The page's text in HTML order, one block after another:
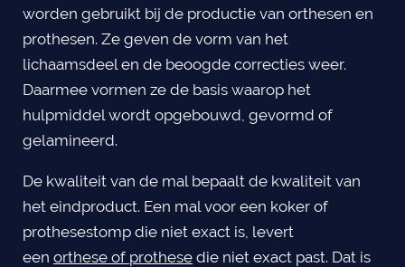
worden gebruikt bij de productie van orthesen en
prothesen. Ze geven de vorm van het
lichaamsdeel en de beoogde correcties weer.
Daarmee vormen ze de basis waarop het
hulpmiddel wordt opgebouwd, gevormd of
gelamineerd.
De kwaliteit van de mal bepaalt de kwaliteit van
het eindproduct. Een mal voor een koker of
prothesestomp die niet exact is, levert
een orthese of prothese die niet exact past. Dat is